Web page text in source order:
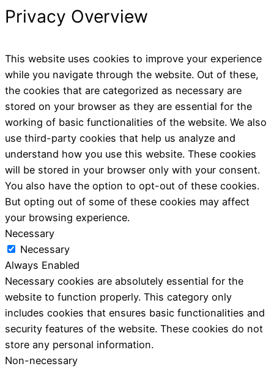
Privacy Overview
This website uses cookies to improve your experience
while you navigate through the website. Out of these,
the cookies that are categorized as necessary are
stored on your browser as they are essential for the
working of basic functionalities of the website. We also
use third-party cookies that help us analyze and
understand how you use this website. These cookies
will be stored in your browser only with your consent.
You also have the option to opt-out of these cookies.
But opting out of some of these cookies may affect
your browsing experience.
Necessary
Necessary
Always Enabled
Necessary cookies are absolutely essential for the
website to function properly. This category only
includes cookies that ensures basic functionalities and
security features of the website. These cookies do not
store any personal information.
Non-necessary